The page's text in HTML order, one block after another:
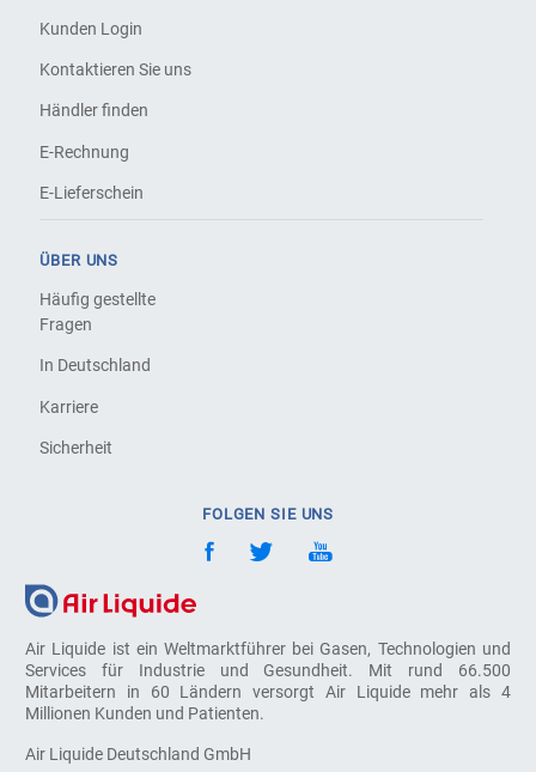
Air Liquide ist ein Weltmarktführer bei Gasen, Technologien und
Services für Industrie und Gesundheit. Mit rund 66.500
Mitarbeitern in 60 Ländern versorgt Air Liquide mehr als 4
Millionen Kunden und Patienten.
Air Liquide Deutschland GmbH
Kunden Login
Kontaktieren Sie uns
Händler finden
E-Rechnung
E-Lieferschein
ÜBER UNS
Häufig gestellte
Fragen
In Deutschland
Karriere
Sicherheit
FOLGEN SIE UNS